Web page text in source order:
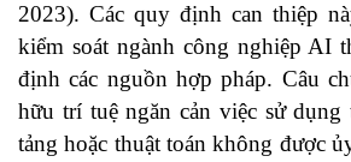
2023). Các quy định can thiệp
kiểm soát ngành công nghiệp AI
định các nguồn hợp pháp. Câu
hữu trí tuệ ngăn cản việc sử
tảng hoặc thuật toán không được